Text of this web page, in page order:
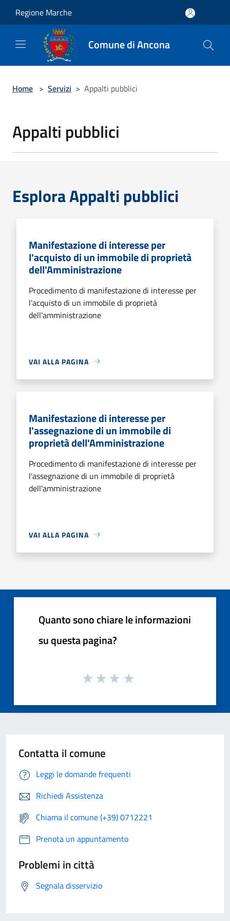
Regione Marche
Comune di Ancona
Home > Servizi > Appalti pubblici
Appalti pubblici
Esplora Appalti pubblici
Manifestazione di interesse per
l'acquisto di un immobile di proprietà
dell'Amministrazione
Procedimento di manifestazione di interesse per
l'acquisto di un immobile di proprietà
dell'amministrazione
VAI ALLA PAGINA
Manifestazione di interesse per
l'assegnazione di un immobile di
proprietà dell'Amministrazione
Procedimento di manifestazione di interesse per
l'assegnazione di un immobile di proprietà
dell'amministrazione
VAI ALLA PAGINA
Quanto sono chiare le informazioni
su questa pagina?
Contatta il comune
Leggi le domande frequenti
Richiedi Assistenza
Chiama il comune (+39) 0712221
Prenota un appuntamento
Problemi in città
Segnala disservizio